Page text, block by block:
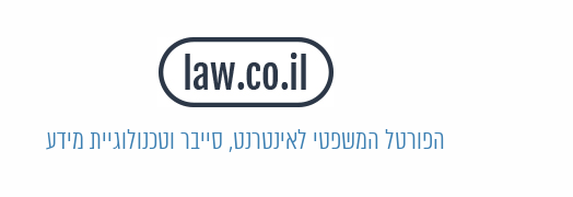
הפורטל המשפטי לאינטרנט, סייבר וטכנולוגיית מידע